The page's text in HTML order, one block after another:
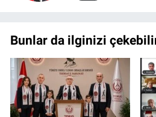
Bunlar da ilginizi